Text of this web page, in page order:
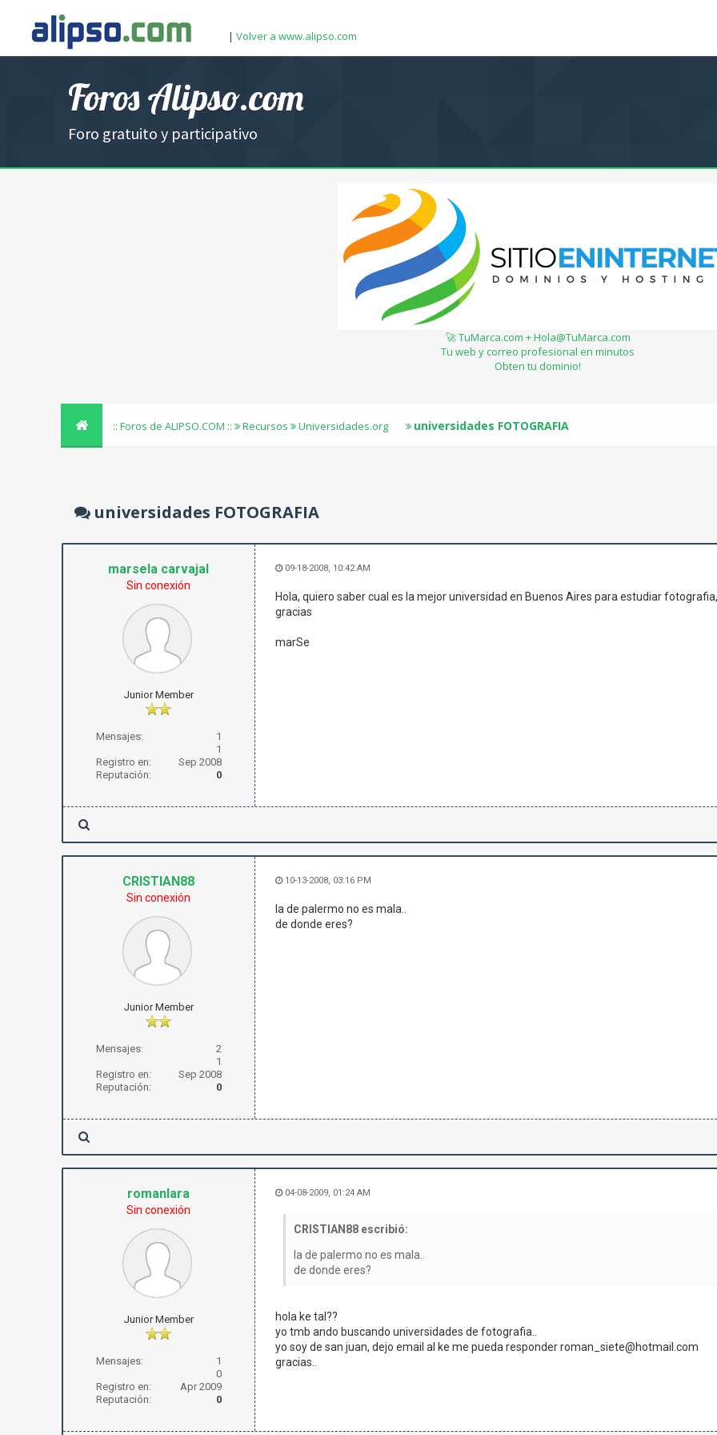
| Volver a www.alipso.com
Foros Alipso.com
Foro gratuito y participativo
🚀 TuMarca.com + Hola@TuMarca.com
Tu web y correo profesional en minutos
Obten tu dominio!
:: Foros de ALIPSO.COM :: Recursos Universidades.org universidades FOTOGRAFIA
universidades FOTOGRAFIA
marsela carvajal
Sin conexión
Junior Member
Mensajes:
1
1
Registro en:
Sep 2008
Reputación:
0
09-18-2008, 10:42 AM
Hola, quiero saber cual es la mejor universidad en Buenos Aires para estudiar fotografia,
gracias
marSe
CRISTIAN88
Sin conexión
Junior Member
Mensajes:
2
1
Registro en:
Sep 2008
Reputación:
0
10-13-2008, 03:16 PM
la de palermo no es mala..
de donde eres?
romanlara
Sin conexión
Junior Member
Mensajes:
1
0
Registro en:
Apr 2009
Reputación:
0
04-08-2009, 01:24 AM
CRISTIAN88 escribió:
la de palermo no es mala..
de donde eres?
hola ke tal??
yo tmb ando buscando universidades de fotografia..
yo soy de san juan, dejo email al ke me pueda responder roman_siete@hotmail.com
gracias..